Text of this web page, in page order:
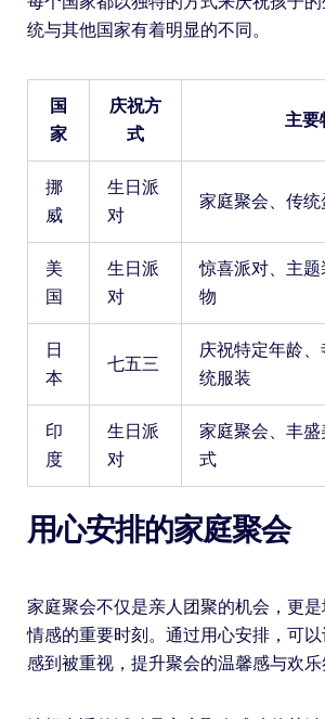
统与其他国家有着明显的不同。
国
家
庆祝方
式
主要
挪
威
生日派
对
家庭聚会、传
美
国
生日派
对
惊喜派对、主
物
日
本
七五三
庆祝特定年龄
统服装
印
度
生日派
对
家庭聚会、丰
式
用心安排的家庭聚会
家庭聚会不仅是亲人团聚的机会，更
情感的重要时刻。通过用心安排，可
感到被重视，提升聚会的温馨感与欢乐